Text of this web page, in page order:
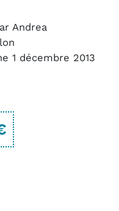
Andrea
1 décembre 2013